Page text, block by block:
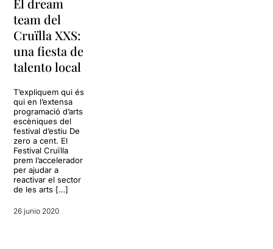
El dream
team del
Cruïlla XXS:
una fiesta de
talento local
T’expliquem qui és
qui en l’extensa
programació d’arts
escèniques del
festival d’estiu De
zero a cent. El
Festival Cruïlla
prem l’accelerador
per ajudar a
reactivar el sector
de les arts […]
26 junio 2020